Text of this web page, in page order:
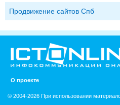
Продвижение сайтов Спб
О проекте
© 2004-2026 При использовании